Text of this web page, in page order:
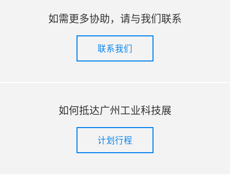
如需更多协助，请与我们联系
联系我们
如何抵达广州工业科技展
计划行程